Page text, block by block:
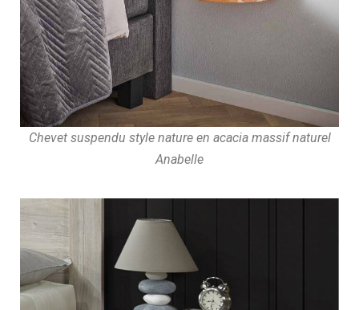
Chevet suspendu style nature en acacia massif naturel
Anabelle